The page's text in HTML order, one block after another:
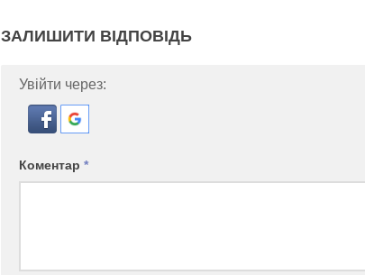
ЗАЛИШИТИ ВІДПОВІДЬ
Увійти через:
Коментар *